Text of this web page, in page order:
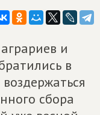
и
в
сбора